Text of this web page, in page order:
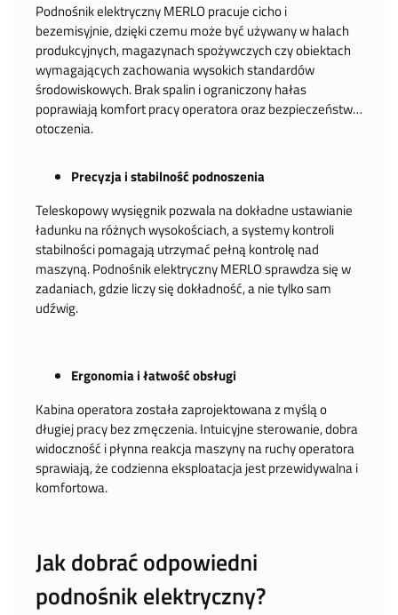
Podnośnik elektryczny MERLO pracuje cicho i
bezemisyjnie, dzięki czemu może być używany w halach
produkcyjnych, magazynach spożywczych czy obiektach
wymagających zachowania wysokich standardów
środowiskowych. Brak spalin i ograniczony hałas
poprawiają komfort pracy operatora oraz bezpieczeństwo
otoczenia.
Precyzja i stabilność podnoszenia
Teleskopowy wysięgnik pozwala na dokładne ustawianie
ładunku na różnych wysokościach, a systemy kontroli
stabilności pomagają utrzymać pełną kontrolę nad
maszyną. Podnośnik elektryczny MERLO sprawdza się w
zadaniach, gdzie liczy się dokładność, a nie tylko sam
udźwig.
Ergonomia i łatwość obsługi
Kabina operatora została zaprojektowana z myślą o
długiej pracy bez zmęczenia. Intuicyjne sterowanie, dobra
widoczność i płynna reakcja maszyny na ruchy operatora
sprawiają, że codzienna eksploatacja jest przewidywalna i
komfortowa.
Jak dobrać odpowiedni
podnośnik elektryczny?